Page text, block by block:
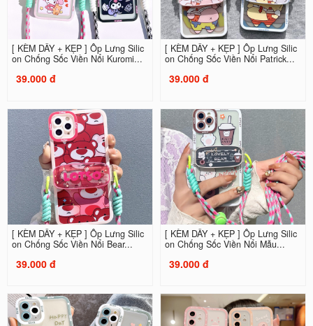
[ KÈM DÂY + KẸP ] Ốp Lưng Silic
on Chống Sốc Viền Nổi Kuromi...
39.000 đ
[ KÈM DÂY + KẸP ] Ốp Lưng Silic
on Chống Sốc Viền Nổi Patrick...
39.000 đ
[ KÈM DÂY + KẸP ] Ốp Lưng Silic
on Chống Sốc Viền Nổi Bear...
39.000 đ
[ KÈM DÂY + KẸP ] Ốp Lưng Silic
on Chống Sốc Viền Nổi Mẫu...
39.000 đ